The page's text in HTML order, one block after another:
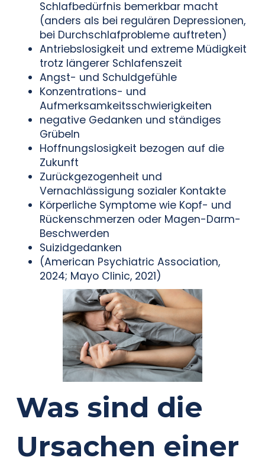
Schlafbedürfnis bemerkbar macht
(anders als bei regulären Depressionen,
bei Durchschlafprobleme auftreten)
Antriebslosigkeit und extreme Müdigkeit
trotz längerer Schlafenszeit
Angst- und Schuldgefühle
Konzentrations- und
Aufmerksamkeitsschwierigkeiten
negative Gedanken und ständiges
Grübeln
Hoffnungslosigkeit bezogen auf die
Zukunft
Zurückgezogenheit und
Vernachlässigung sozialer Kontakte
Körperliche Symptome wie Kopf- und
Rückenschmerzen oder Magen-Darm-
Beschwerden
Suizidgedanken
(American Psychiatric Association,
2024; Mayo Clinic, 2021)
Was sind die
Ursachen einer